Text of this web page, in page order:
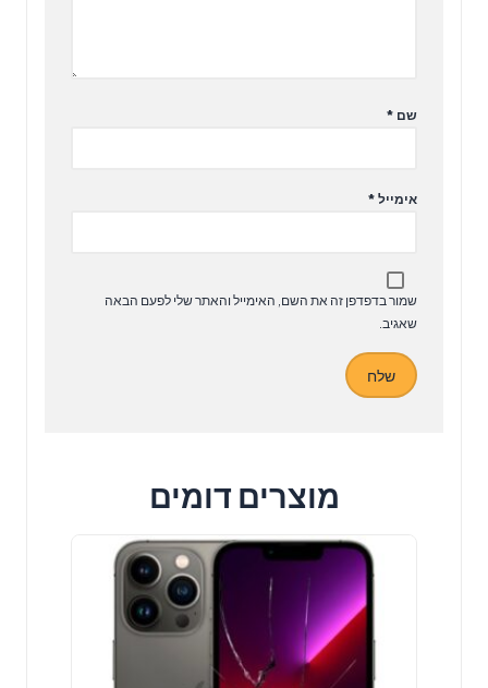
שם *
אימייל *
שמור בדפדפן זה את השם, האימייל והאתר שלי לפעם הבאה
שאגיב.
מוצרים דומים